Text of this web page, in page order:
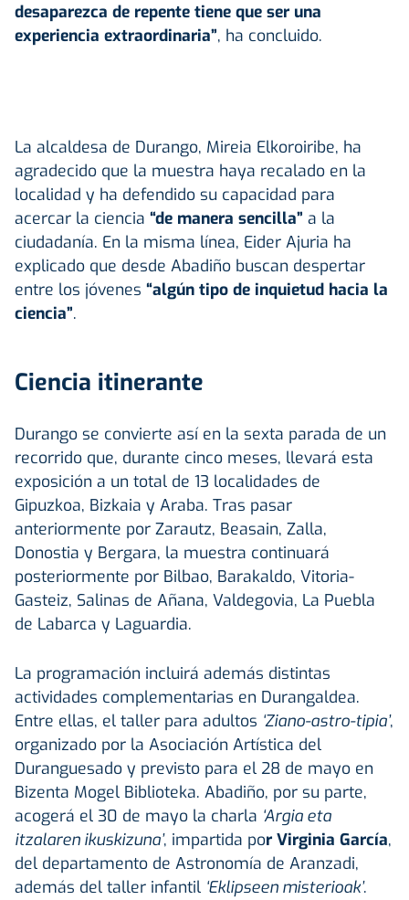
desaparezca de repente tiene que ser una
experiencia extraordinaria”, ha concluido.
La alcaldesa de Durango, Mireia Elkoroiribe, ha
agradecido que la muestra haya recalado en la
localidad y ha defendido su capacidad para
acercar la ciencia “de manera sencilla” a la
ciudadanía. En la misma línea, Eider Ajuria ha
explicado que desde Abadiño buscan despertar
entre los jóvenes “algún tipo de inquietud hacia la
ciencia”.
Ciencia itinerante
Durango se convierte así en la sexta parada de un
recorrido que, durante cinco meses, llevará esta
exposición a un total de 13 localidades de
Gipuzkoa, Bizkaia y Araba. Tras pasar
anteriormente por Zarautz, Beasain, Zalla,
Donostia y Bergara, la muestra continuará
posteriormente por Bilbao, Barakaldo, Vitoria-
Gasteiz, Salinas de Añana, Valdegovia, La Puebla
de Labarca y Laguardia.
La programación incluirá además distintas
actividades complementarias en Durangaldea.
Entre ellas, el taller para adultos ‘Ziano-astro-tipia’,
organizado por la Asociación Artística del
Duranguesado y previsto para el 28 de mayo en
Bizenta Mogel Biblioteka. Abadiño, por su parte,
acogerá el 30 de mayo la charla ‘Argia eta
itzalaren ikuskizuna’, impartida por Virginia García,
del departamento de Astronomía de Aranzadi,
además del taller infantil ‘Eklipseen misterioak’.